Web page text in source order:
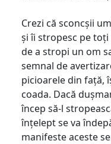
Crezi că sconcșii
și îi stropesc pe toți
de a stropi un om
semnal de
picioarele din față,
coada. Dacă
încep să-l
înțelept se va
manifeste aceste